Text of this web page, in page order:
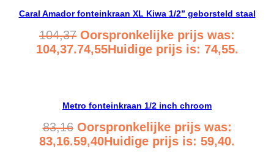
Caral Amador fonteinkraan XL Kiwa 1/2” geborsteld staal
104,37 Oorspronkelijke prijs was:
104,37.74,55Huidige prijs is: 74,55.
Metro fonteinkraan 1/2 inch chroom
83,16 Oorspronkelijke prijs was:
83,16.59,40Huidige prijs is: 59,40.